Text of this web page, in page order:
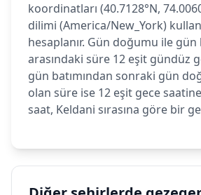
koordinatları (40.7128°N,
dilimi (America/New_York)
hesaplanır. Gün doğumu ile gün
arasındaki süre 12 eşit gündüz
gün batımından sonraki gün
olan süre ise 12 eşit gece
saat, Keldani sırasına göre bir